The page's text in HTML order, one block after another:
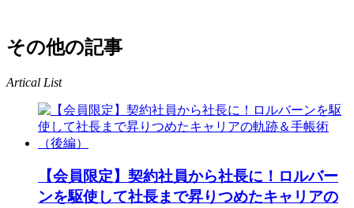
その他の記事
Artical List
【会員限定】契約社員から社長に！ロルバー
ンを駆使して社長まで昇りつめたキャリアの